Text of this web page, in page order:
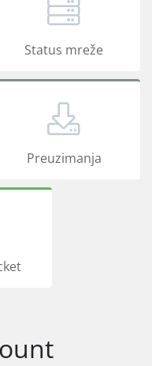
Status mreže
Preuzimanja